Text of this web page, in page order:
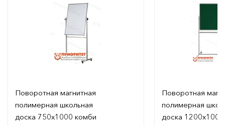
Поворотная магнитная
полимерная школьная
доска 750х1000 комби
Поворотная
полимерная
доска